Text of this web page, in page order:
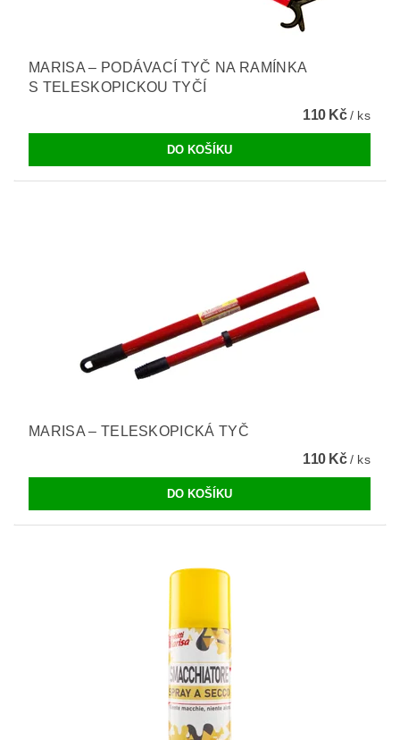
MARISA – PODÁVACÍ TYČ NA RAMÍNKA
S TELESKOPICKOU TYČÍ
110 Kč/ ks
MARISA – TELESKOPICKÁ TYČ
110 Kč/ ks